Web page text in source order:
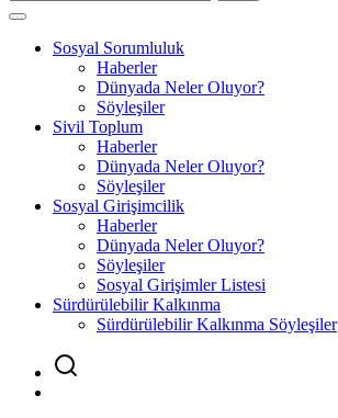
Sosyal Sorumluluk
Haberler
Dünyada Neler Oluyor?
Söyleşiler
Sivil Toplum
Haberler
Dünyada Neler Oluyor?
Söyleşiler
Sosyal Girişimcilik
Haberler
Dünyada Neler Oluyor?
Söyleşiler
Sosyal Girişimler Listesi
Sürdürülebilir Kalkınma
Sürdürülebilir Kalkınma Söyleşiler